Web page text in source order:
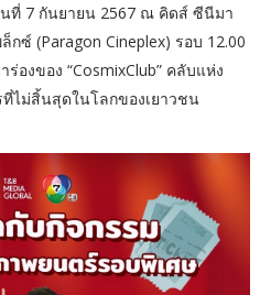
นที่ 7 กันยายน 2567 ณ คิดส์ ซีนีมา
ซ์ (Paragon Cineplex) รอบ 12.00
องของ “CosmixClub” คลับแห่ง
ไม่สิ้นสุดในโลกของเยาวชน